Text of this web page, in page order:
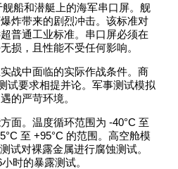
船和潜艇上的海军串口屏。舰
炸带来的剧烈冲击。该标准对
普通工业标准。串口屏必须在
损，且性能不受任何影响。
战中面临的实际作战条件。商
试要求相提并论。军事测试模拟
的严苛环境。
面。温度循环范围为 -40°C 至
至 +95°C 的范围。高空舱模
试对裸露金属进行腐蚀测试。
时的暴露测试。